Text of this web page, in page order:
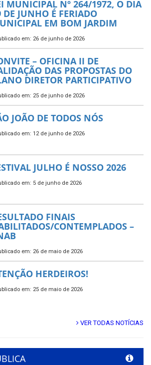
MUNICIPAL Nº 264/1972, O DIA
DE JUNHO É FERIADO
EM BOM JARDIM
em: 26 de junho de 2026
– OFICINA II DE
DAS PROPOSTAS DO
DIRETOR PARTICIPATIVO
em: 25 de junho de 2026
JOÃO DE TODOS NÓS
em: 12 de junho de 2026
JULHO É NOSSO 2026
em: 5 de junho de 2026
FINAIS
CONTEMPLADOS –
em: 26 de maio de 2026
HERDEIROS!
em: 25 de maio de 2026
VER TODAS NOTÍCIAS